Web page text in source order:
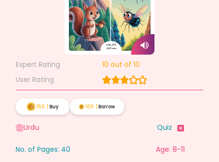
Expert Rating 10 out of 10
User Rating
150 Buy 100 Borrow
Urdu Quiz
No. of Pages: 40 Age: 8-11